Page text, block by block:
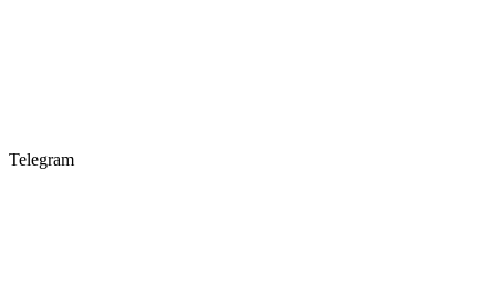
Telegram